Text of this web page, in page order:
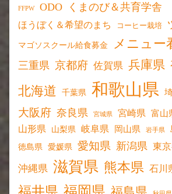
FFPW ODO くまのび＆共育学舎
ほうぼく＆希望のまち コーヒー栽培
マゴソスクール給食募金 メニュー
三重県 京都府 佐賀県 兵庫県
北海道
千葉県 和歌山県
大阪府 奈良県 宮城県 宮崎県 富山
山形県 山梨県 岐阜県 岡山県 岩手県
徳島県 愛媛県 愛知県 新潟県 東
沖縄県 滋賀県 熊本県 石川
福井県 福岡県